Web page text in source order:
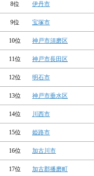
8位 伊丹市
9位 宝塚市
10位 神戸市須磨区
11位 神戸市長田区
12位 明石市
13位 神戸市垂水区
14位 川西市
15位 姫路市
16位 加古川市
17位 加古郡播磨町